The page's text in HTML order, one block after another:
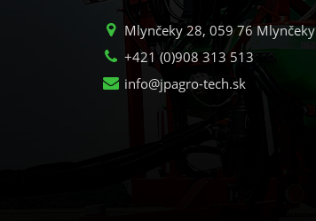
Mlynčeky 28, 059 76 Mlynčeky
+421 (0)908 313 513
info@jpagro-tech.sk